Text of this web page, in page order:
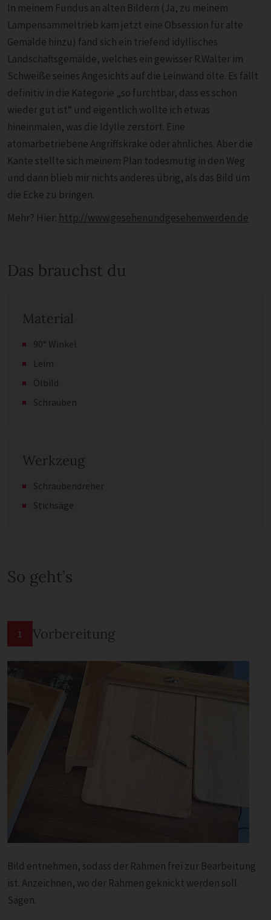
In meinem Fundus an alten Bildern (Ja, zu meinem
Lampensammeltrieb kam jetzt eine Obsession für alte
Gemälde hinzu) fand sich ein triefend idyllisches
Landschaftsgemälde, welches ein gewisser R.Walter im
Schweiße seines Angesichts auf die Leinwand ölte. Es fällt
definitiv in die Kategorie „so furchtbar, dass es schon
wieder gut ist“ und eigentlich wollte ich etwas
hineinmalen, was die Idylle zerstört. Eine
atomarbetriebene Angriffskrake oder ähnliches. Aber die
Kante stellte sich meinem Plan todesmutig in den Weg
und dann blieb mir nichts anderes übrig, als das Bild um
die Ecke zu bringen.
Mehr? Hier: http://www.gesehenundgesehenwerden.de
Das brauchst du
Material
90° Winkel
Leim
Ölbild
Schrauben
Werkzeug
Schraubendreher
Stichsäge
So geht’s
1 Vorbereitung
Bild entnehmen, sodass der Rahmen frei zur Bearbeitung
ist. Anzeichnen, wo der Rahmen geknickt werden soll.
Sägen.